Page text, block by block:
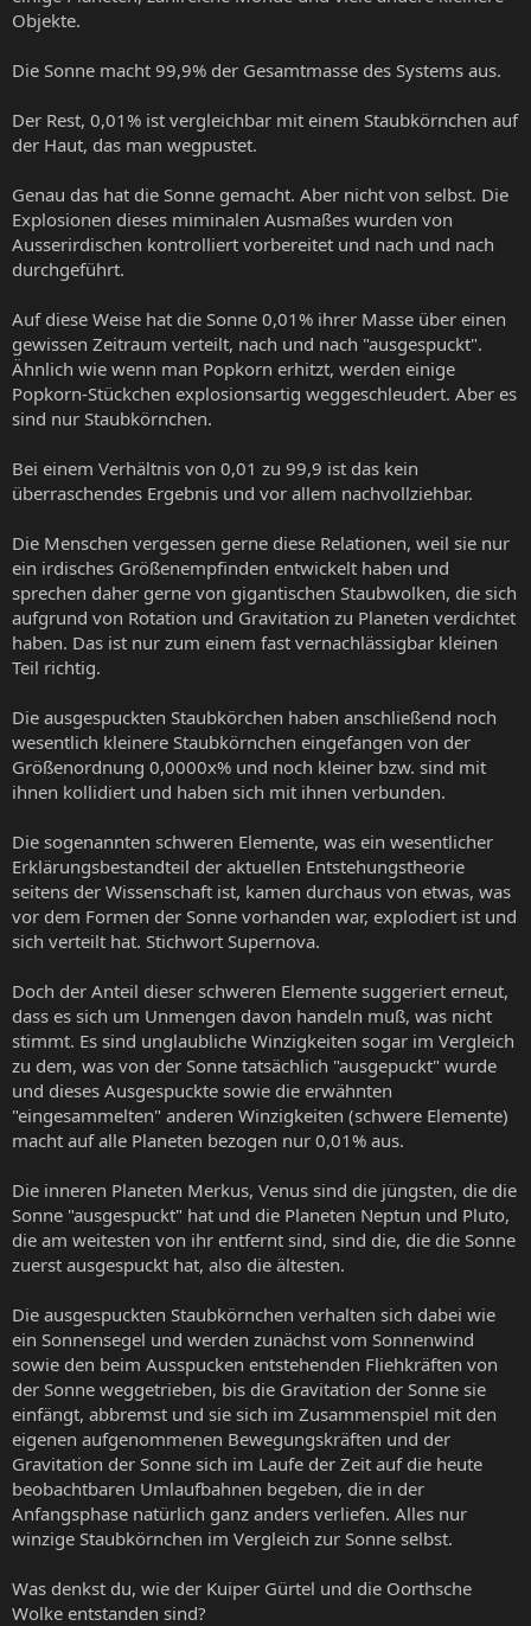
Objekte.
Die Sonne macht 99,9% der Gesamtmasse des Systems aus.
Der Rest, 0,01% ist vergleichbar mit einem Staubkörnchen auf
der Haut, das man wegpustet.
Genau das hat die Sonne gemacht. Aber nicht von selbst. Die
Explosionen dieses miminalen Ausmaßes wurden von
Ausserirdischen kontrolliert vorbereitet und nach und nach
durchgeführt.
Auf diese Weise hat die Sonne 0,01% ihrer Masse über einen
gewissen Zeitraum verteilt, nach und nach "ausgespuckt".
Ähnlich wie wenn man Popkorn erhitzt, werden einige
Popkorn-Stückchen explosionsartig weggeschleudert. Aber es
sind nur Staubkörnchen.
Bei einem Verhältnis von 0,01 zu 99,9 ist das kein
überraschendes Ergebnis und vor allem nachvollziehbar.
Die Menschen vergessen gerne diese Relationen, weil sie nur
ein irdisches Größenempfinden entwickelt haben und
sprechen daher gerne von gigantischen Staubwolken, die sich
aufgrund von Rotation und Gravitation zu Planeten verdichtet
haben. Das ist nur zum einem fast vernachlässigbar kleinen
Teil richtig.
Die ausgespuckten Staubkörchen haben anschließend noch
wesentlich kleinere Staubkörnchen eingefangen von der
Größenordnung 0,0000x% und noch kleiner bzw. sind mit
ihnen kollidiert und haben sich mit ihnen verbunden.
Die sogenannten schweren Elemente, was ein wesentlicher
Erklärungsbestandteil der aktuellen Entstehungstheorie
seitens der Wissenschaft ist, kamen durchaus von etwas, was
vor dem Formen der Sonne vorhanden war, explodiert ist und
sich verteilt hat. Stichwort Supernova.
Doch der Anteil dieser schweren Elemente suggeriert erneut,
dass es sich um Unmengen davon handeln muß, was nicht
stimmt. Es sind unglaubliche Winzigkeiten sogar im Vergleich
zu dem, was von der Sonne tatsächlich "ausgepuckt" wurde
und dieses Ausgespuckte sowie die erwähnten
"eingesammelten" anderen Winzigkeiten (schwere Elemente)
macht auf alle Planeten bezogen nur 0,01% aus.
Die inneren Planeten Merkus, Venus sind die jüngsten, die die
Sonne "ausgespuckt" hat und die Planeten Neptun und Pluto,
die am weitesten von ihr entfernt sind, sind die, die die Sonne
zuerst ausgespuckt hat, also die ältesten.
Die ausgespuckten Staubkörnchen verhalten sich dabei wie
ein Sonnensegel und werden zunächst vom Sonnenwind
sowie den beim Ausspucken entstehenden Fliehkräften von
der Sonne weggetrieben, bis die Gravitation der Sonne sie
einfängt, abbremst und sie sich im Zusammenspiel mit den
eigenen aufgenommenen Bewegungskräften und der
Gravitation der Sonne sich im Laufe der Zeit auf die heute
beobachtbaren Umlaufbahnen begeben, die in der
Anfangsphase natürlich ganz anders verliefen. Alles nur
winzige Staubkörnchen im Vergleich zur Sonne selbst.
Was denkst du, wie der Kuiper Gürtel und die Oorthsche
Wolke entstanden sind?